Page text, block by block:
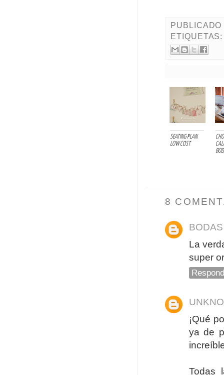
SEATING PLAN
LOW COST
8
La
super
¡Qué
ya de
Todas